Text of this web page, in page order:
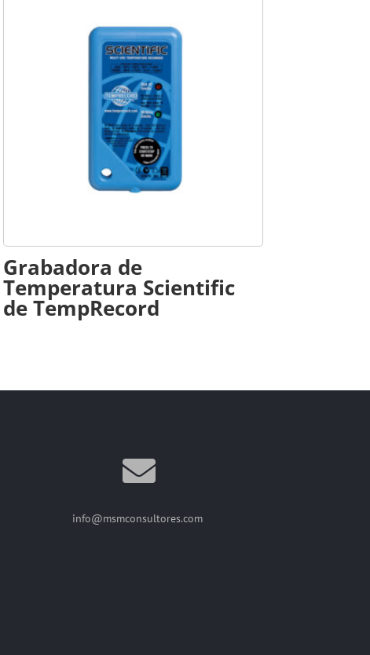
Grabadora de
Temperatura Scientific
de TempRecord
info@msmconsultores.com